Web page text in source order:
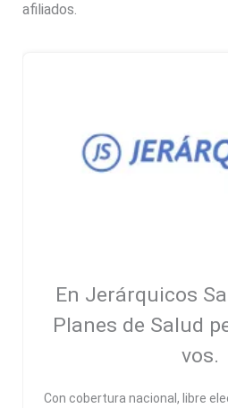
afiliados.
En Jerárquicos
Planes de Salud
vos.
Con cobertura nacional, libre